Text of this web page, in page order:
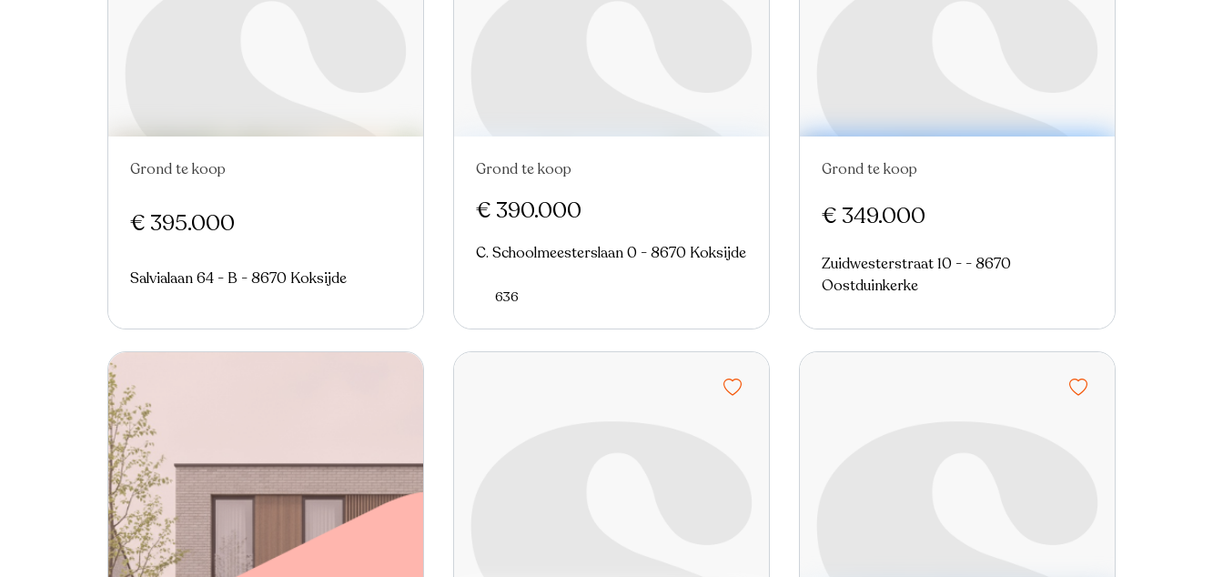
Grond te koop
€ 395.000
Salvialaan 64 - B - 8670 Koksijde
Grond te koop
€ 390.000
C. Schoolmeesterslaan 0 - 8670 Koksijde
636
Nieuw
Grond te koop
€ 349.000
Zuidwesterstraat 10 - - 8670
Oostduinkerke